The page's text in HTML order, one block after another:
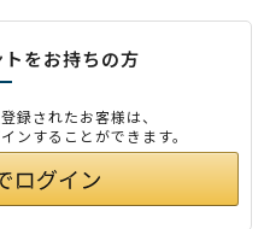
をお持ちの方
録されたお客様は、
ンすることができます。